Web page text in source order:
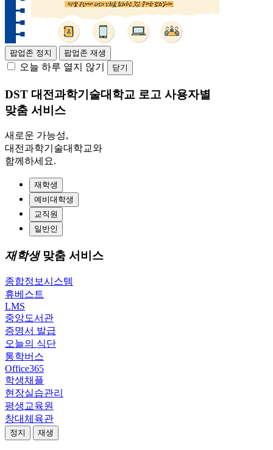
팝업존 정지 팝업존 재생
오늘 하루 열지 않기 닫기
DST 대전과학기술대학교 로고 사용자별
맞춤 서비스
새로운 가능성,
대전과학기술대학교와
함께하세요.
재학생
예비대학생
교직원
일반인
재학생맞춤 서비스
종합정보시스템
휴베스트
LMS
중앙도서관
증명서 발급
오늘의 식단
통학버스
Office365
학생채플
현장실습관리
평생교육원
창대체육관
정지 재생